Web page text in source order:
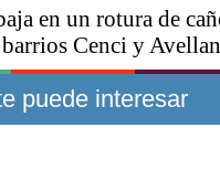
en un rotura de
Cenci y
puede interesar